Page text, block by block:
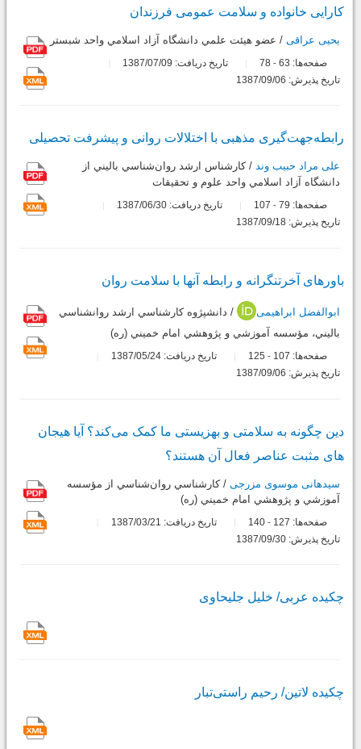
کارایی خانواده و سلامت عمومی فرزندان
یحیی عراقی / عضو هيئت علمي دانشگاه آزاد اسلامي واحد شبستر
صفحه‌ها: 63
-
تاریخ دریافت: 1387/07/09
تاریخ پذیرش: 1387/09/06
رابطه‌جهت‌گیری مذهبی با اختلالات روانی و پیشرفت تحصیلی
علی مراد حبیب وند / کارشناس ارشد روان‌شناسي باليني از
دانشگاه آزاد اسلامي واحد علوم و تحقيقات
صفحه‌ها: 79
-
تاریخ دریافت: 1387/06/30
تاریخ پذیرش: 1387/09/18
باورهای آخرت‏نگرانه و رابطه آنها با سلامت روان
ابوالفضل ابراهیمی
/ دانش‏پژوه كارشناسي ارشد روان‏شناسي
باليني، مؤسسه آموزشي و پژوهشي امام خميني (ره)
صفحه‌ها: 107
-
تاریخ دریافت: 1387/05/24
تاریخ پذیرش: 1387/09/06
دین چگونه به سلامتی و بهزیستی ما کمک می‌کند؟ آیا هیجان
های مثبت عناصر فعال آن هستند؟
سیدهانی موسوی مزرجی / كارشناسي روان‌شناسي از مؤسسه
آموزشي و پژوهشي امام خميني (ره)
صفحه‌ها: 127
-
تاریخ دریافت: 1387/03/21
تاریخ پذیرش: 1387/09/30
چکیده عربى/ خلیل جلیحاوى
چکیده لاتین/ رحیم راستى‌تبار